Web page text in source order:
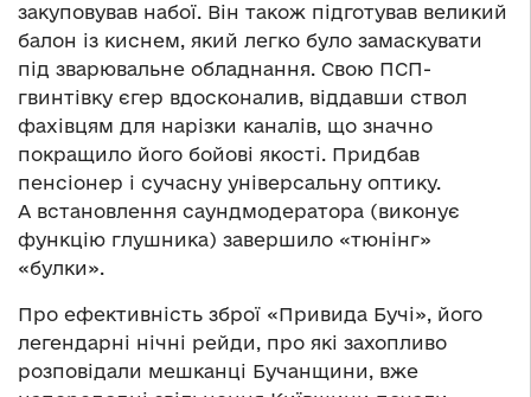
закуповував набої. Він також підготував великий
балон із киснем, який легко було замаскувати
під зварювальне обладнання. Свою ПСП-
гвинтівку єгер вдосконалив, віддавши ствол
фахівцям для нарізки каналів, що значно
покращило його бойові якості. Придбав
пенсіонер і сучасну універсальну оптику.
А встановлення саундмодератора (виконує
функцію глушника) завершило «тюнінг»
«булки».
Про ефективність зброї «Привида Бучі», його
легендарні нічні рейди, про які захопливо
розповідали мешканці Бучанщини, вже